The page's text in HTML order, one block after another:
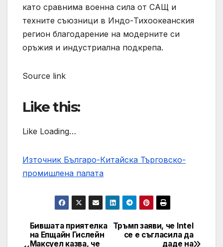
като сравнима военна сила от САЩ и
техните съюзници в Индо-Тихоокеанския
регион благодарение на модерните си
оръжия и индустриална подкрепа.
Source link
Like this:
Like Loading…
Източник Българо-Китайска Търговско-
промишлена палaта
Навигация
Тръмп заяви, че Intel
се е съгласила да
даде на
Бившата приятелка
на Епщайн Гислейн
Максуел казва, че